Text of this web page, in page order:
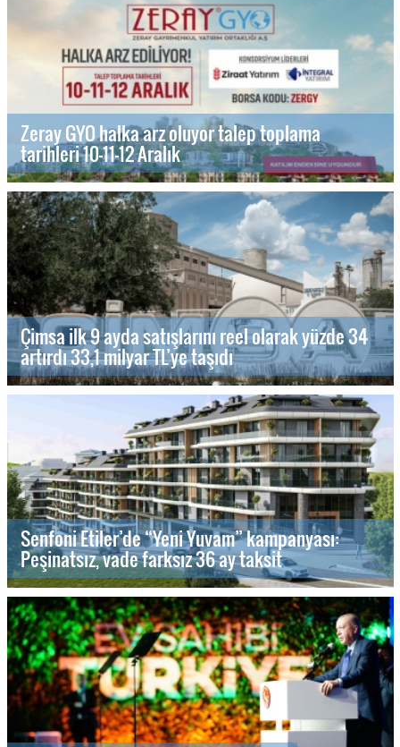
Zeray GYO halka arz oluyor talep toplama
tarihleri 10-11-12 Aralık
Çimsa ilk 9 ayda satışlarını reel olarak yüzde 34
artırdı 33,1 milyar TL’ye taşıdı
Senfoni Etiler’de “Yeni Yuvam” kampanyası:
Peşinatsız, vade farksız 36 ay taksit